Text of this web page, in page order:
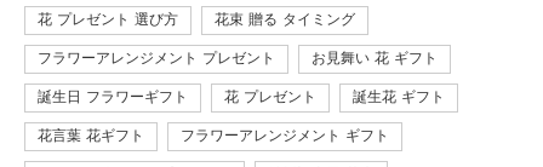
花 プレゼント 選び方 花束 贈る タイミング
フラワーアレンジメント プレゼント お見舞い 花 ギフト
誕生日 フラワーギフト 花 プレゼント 誕生花 ギフト
花言葉 花ギフト フラワーアレンジメント ギフト